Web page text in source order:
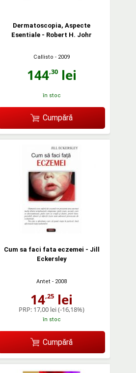
Dermatoscopia, Aspecte
Esentiale - Robert H. Johr
Callisto - 2009
144,30lei
în stoc
Cumpără
Cum sa faci fata eczemei - Jill
Eckersley
Antet - 2008
14,25 lei
PRP: 17,00 lei(-16,18%)
în stoc
Cumpără